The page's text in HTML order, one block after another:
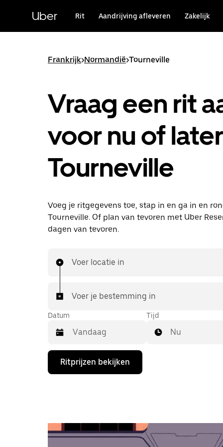
hoofdinhoudUber Rit Aandrijving afleveren Zakelijk
Frankrijk>Normandië>Tourneville
Vraag een rit
voor nu of
Tourneville
Voeg je ritgegevens toe, stap in en ga in en
Tourneville. Of plan van tevoren met Uber
dagen van tevoren.
Voer locatie in
Voer je bestemming in
Datum
Druk
de
te
openen
Tijd
Nu
Ritprijzen bekijken